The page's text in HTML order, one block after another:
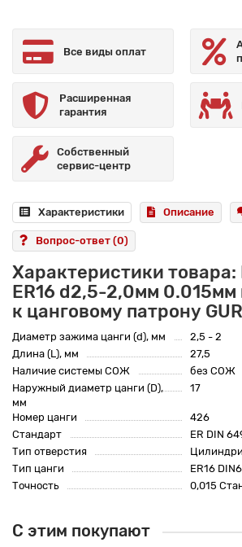
Все виды оплат
Расширенная
гарантия
Собственный
сервис-центр
Характеристики Описание
Вопрос-ответ (0)
Характеристики товара:
ER16 d2,5-2,0мм 0.015мм
к цанговому патрону
Диаметр зажима цанги (d), мм
2,5 - 2
Длина (L), мм
27,5
Наличие системы СОЖ
без СОЖ
Наружный диаметр цанги (D),
мм
17
Номер цанги
426
Стандарт
ER DIN
Тип отверстия
Тип цанги
ER16
Точность
0,015
С этим покупают